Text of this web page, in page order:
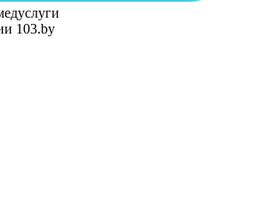
103.by